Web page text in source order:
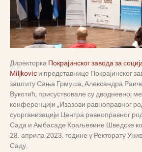
ДиректоркаПокрајинског завода за
Miljkovicи представнице Покрајинског
заштиту Сања Грмуша, Александра
Вукотић, присуствовале су дводневној
конференцији „Изазови равноправног
суорганизацији Центра равноправног
Сада и Амбасаде Краљевине Шведске
28. априла 2023. године у Ректорату
Саду.